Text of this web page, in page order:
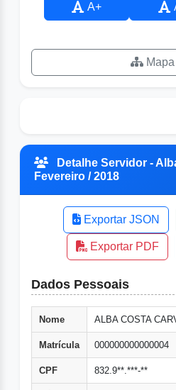
A+
Detalhe Servidor -
Fevereiro / 2018
Exportar JSON
Exportar PDF
Dados Pessoais
Nome ALBA COSTA
Matrícula 000000000000004
CPF 832.9**.***-**